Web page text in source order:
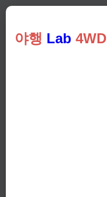
야행 Lab 4WD